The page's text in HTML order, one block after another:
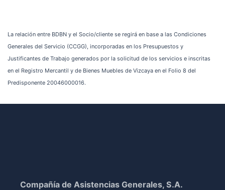
La relación entre BDBN y el Socio/cliente se regirá en base a las Condiciones
Generales del Servicio (CCGG), incorporadas en los Presupuestos y
Justificantes de Trabajo generados por la solicitud de los servicios e inscritas
en el Registro Mercantil y de Bienes Muebles de Vizcaya en el Folio 8 del
Predisponente 20046000016.
Compañía de Asistencias Generales, S.A.